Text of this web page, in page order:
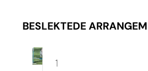
BESLEKTEDE
10.